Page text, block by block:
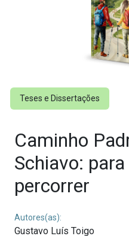
Teses e Dissertações
Caminho
Schiavo:
percorrer
Autores(as):
Gustavo Luís Toigo